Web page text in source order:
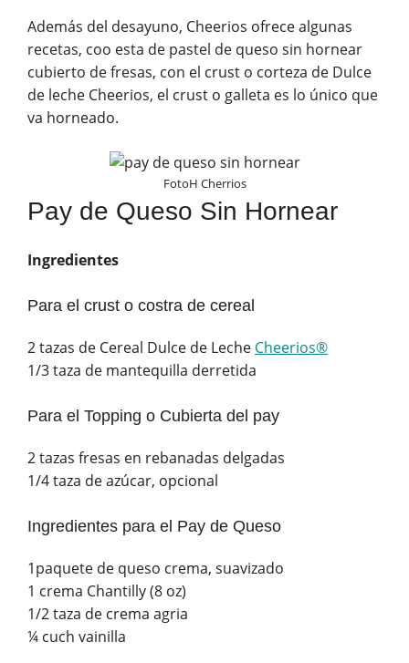
Además del desayuno, Cheerios ofrece algunas
recetas, coo esta de pastel de queso sin hornear
cubierto de fresas, con el crust o corteza de Dulce
de leche Cheerios, el crust o galleta es lo único que
va horneado.
FotoH Cherrios
Pay de Queso Sin Hornear
Ingredientes
Para el crust o costra de cereal
2 tazas de Cereal Dulce de Leche Cheerios®
1/3 taza de mantequilla derretida
Para el Topping o Cubierta del pay
2 tazas fresas en rebanadas delgadas
1/4 taza de azúcar, opcional
Ingredientes para el Pay de Queso
1paquete de queso crema, suavizado
1 crema Chantilly (8 oz)
1/2 taza de crema agria
¼ cuch vainilla